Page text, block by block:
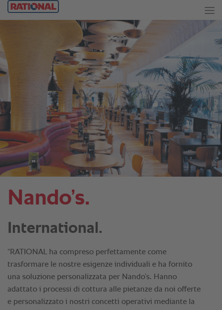
Nando’s.
International.
“RATIONAL ha compreso perfettamente come
trasformare le nostre esigenze individuali e ha fornito
una soluzione personalizzata per Nando’s. Hanno
adattato i processi di cottura alle pietanze da noi offerte
e personalizzato i nostri concetti operativi mediante la